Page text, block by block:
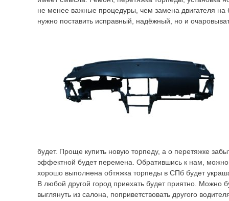
не менее важные процедуры, чем замена двигателя
нужно поставить исправный, надёжный, но и
будет. Проще купить новую торпеду, а о перетяжке
эффектной будет перемена. Обратившись к нам, можно
хорошо выполнена обтяжка торпеды в СПб будет
В любой другой город приехать будет приятно. Можно
выглянуть из салона, поприветствовать другого